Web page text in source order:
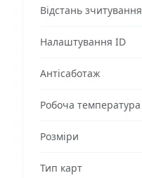
Відстань зчитування
Налаштування ID
Антісаботаж
Робоча температура
Розміри
Тип карт